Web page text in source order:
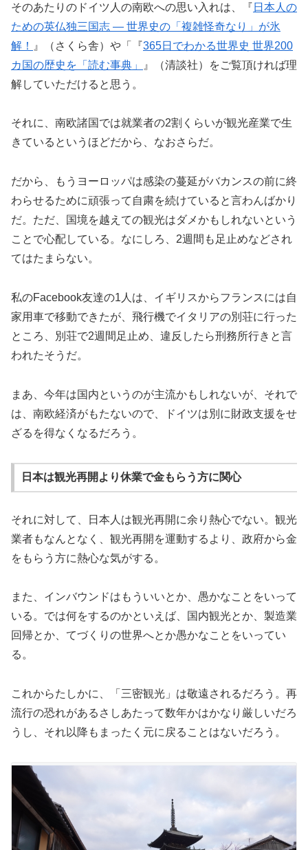
そのあたりのドイツ人の南欧への思い入れは、『 日本人の
ための英仏独三国志 ― 世界史の「複雑怪奇なり」が氷
解！
』（さくら舎）や「『365日でわかる世界史 世界200
カ国の歴史を「読む事典」
』（清談社）をご覧頂ければ理
解していただけると思う。
それに、南欧諸国では就業者の2割くらいが観光産業で生
きているというほどだから、なおさらだ。
だから、もうヨーロッパは感染の蔓延がバカンスの前に終
わらせるために頑張って自粛を続けていると言わんばかり
だ。ただ、国境を越えての観光はダメかもしれないという
ことで心配している。なにしろ、2週間も足止めなどされ
てはたまらない。
私のFacebook友達の1人は、イギリスからフランスには自
家用車で移動できたが、飛行機でイタリアの別荘に行った
ところ、別荘で2週間足止め、違反したら刑務所行きと言
われたそうだ。
まあ、今年は国内というのが主流かもしれないが、それで
は、南欧経済がもたないので、ドイツは別に財政支援をせ
ざるを得なくなるだろう。
日本は観光再開より休業で金もらう方に関心
それに対して、日本人は観光再開に余り熱心でない。観光
業者もなんとなく、観光再開を運動するより、政府から金
をもらう方に熱心な気がする。
また、インバウンドはもういいとか、愚かなことをいって
いる。では何をするのかといえば、国内観光とか、製造業
回帰とか、てづくりの世界へとか愚かなことをいってい
る。
これからたしかに、「三密観光」は敬遠されるだろう。再
流行の恐れがあるさしあたって数年かはかなり厳しいだろ
うし、それ以降もまったく元に戻ることはないだろう。